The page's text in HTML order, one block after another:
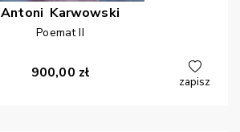
Antoni Karwowski
Poemat II
900,00 zł
zapisz